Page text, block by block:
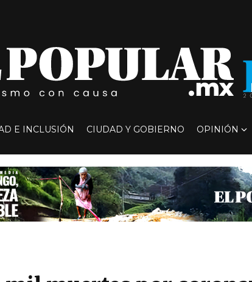
E INCLUSIÓN CIUDAD Y GOBIERNO OPINIÓN